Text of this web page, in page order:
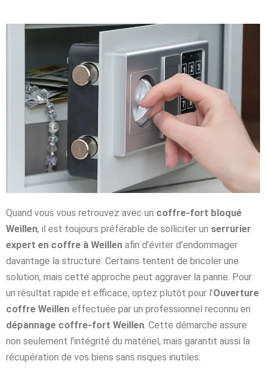
Quand vous vous retrouvez avec un coffre-fort bloqué
Weillen, il est toujours préférable de solliciter un serrurier
expert en coffre à Weillen afin d’éviter d’endommager
davantage la structure. Certains tentent de bricoler une
solution, mais cette approche peut aggraver la panne. Pour
un résultat rapide et efficace, optez plutôt pour l’Ouverture
coffre Weillen effectuée par un professionnel reconnu en
dépannage coffre-fort Weillen. Cette démarche assure
non seulement l’intégrité du matériel, mais garantit aussi la
récupération de vos biens sans risques inutiles.